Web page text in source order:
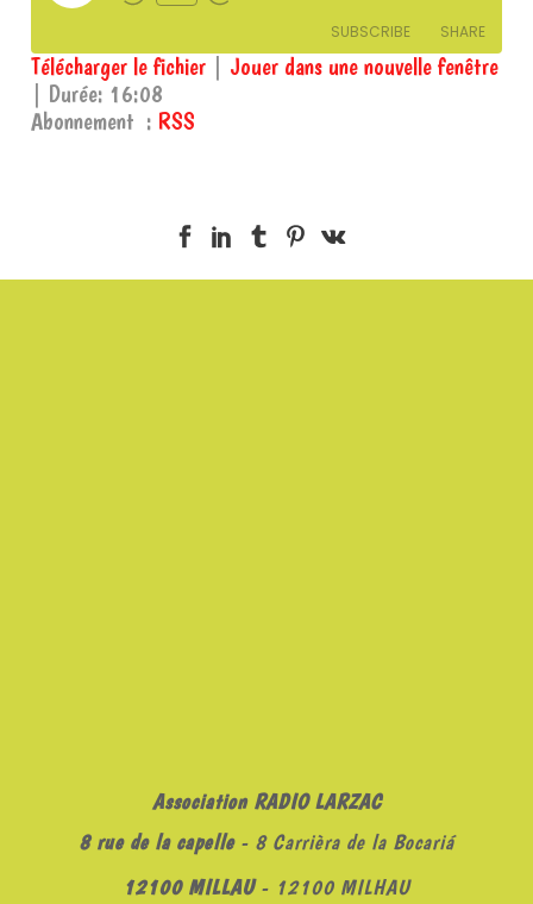
Episode
SUBSCRIBE SHARE
RSS
SHARE
Télécharger le fichier
Jouer dans une nouvelle fenêtre
Durée: 16:08
Abonnement : RSS
Association RADIO LARZAC
8 rue de la capelle- 8 Carrièra de la Bocariá
12100 MILLAU- 12100 MILHAU